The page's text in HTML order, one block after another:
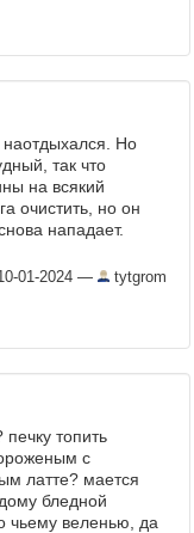
Но
так что
на всякий
очистить, но он
нападает.
01-2024 — tytgrom
топить
с
латте? мается
бледной
чьему веленью, да